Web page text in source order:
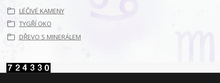
LÉČIVÉ KAMENY
TYGŘÍ OKO
DŘEVO S MINERÁLEM